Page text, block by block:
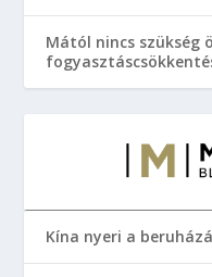
Mától nincs szükség
Kína nyeri a